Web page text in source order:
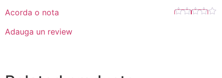
Acorda o nota
Adauga un review